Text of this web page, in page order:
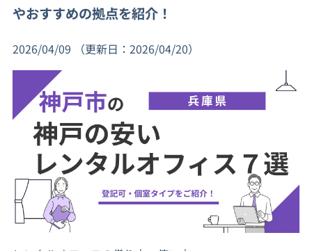
やおすすめの拠点を紹介！
2026/04/09 （更新日：2026/04/20）